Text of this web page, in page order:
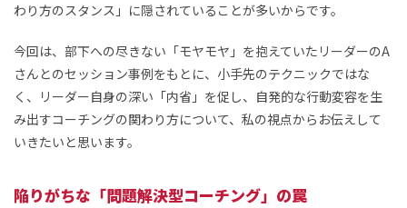
わり方のスタンス」に隠されていることが多いからです。
今回は、部下への尽きない「モヤモヤ」を抱えていたリーダーのA
さんとのセッション事例をもとに、小手先のテクニックではな
く、リーダー自身の深い「内省」を促し、自発的な行動変容を生
み出すコーチングの関わり方について、私の視点からお伝えして
いきたいと思います。
陥りがちな「問題解決型コーチング」の罠